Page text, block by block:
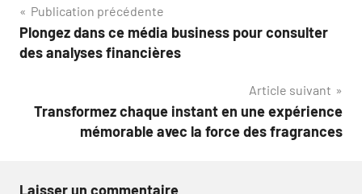
Navigation
de
Publication précédente
Plongez dans ce média business pour consulter
des analyses financières
Article suivant
Transformez chaque instant en une expérience
mémorable avec la force des fragrances
Laisser un commentaire